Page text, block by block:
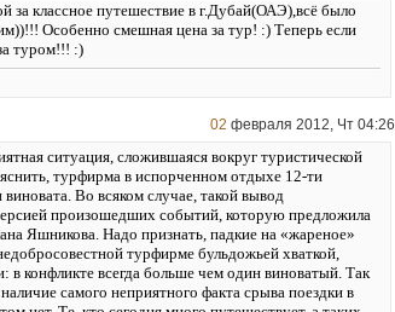
за классное путешествие в г.Дубай(ОАЭ),всё было
Особенно смешная цена за тур! :) Теперь если
туром!!! :)
02 февраля 2012, Чт 04:26
ситуация, сложившаяся вокруг туристической
турфирма в испорченном отдыхе 12-ти
Во всяком случае, такой вывод
произошедших событий, которую предложила
Яшникова. Надо признать, падкие на «жареное»
турфирме бульдожьей хваткой,
в конфликте всегда больше чем один виноватый. Так
самого неприятного факта срыва поездки в